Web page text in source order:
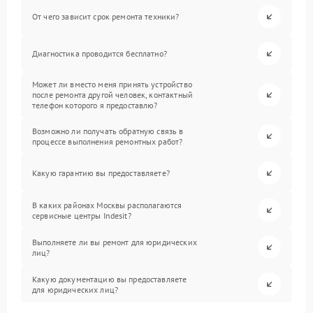
От чего зависит срок ремонта техники?
Диагностика проводится бесплатно?
Может ли вместо меня принять устройство
после ремонта другой человек, контактный
телефон которого я предоставлю?
Возможно ли получать обратную связь в
процессе выполнения ремонтных работ?
Какую гарантию вы предоставляете?
В каких районах Москвы располагаются
сервисные центры Indesit?
Выполняете ли вы ремонт для юридических
лиц?
Какую документацию вы предоставляете
для юридических лиц?